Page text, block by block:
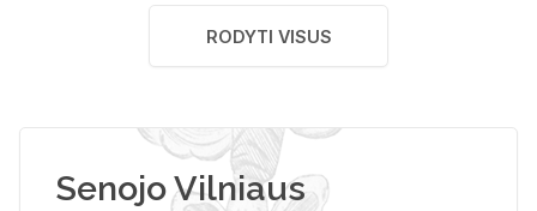
RODYTI VISUS
Senojo Vilniaus